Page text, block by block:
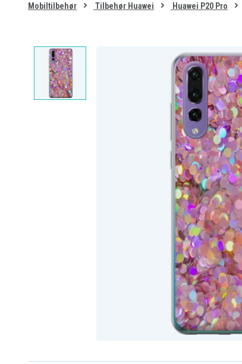
Mobiltilbehør Tilbehør Huawei Huawei P20 Pro